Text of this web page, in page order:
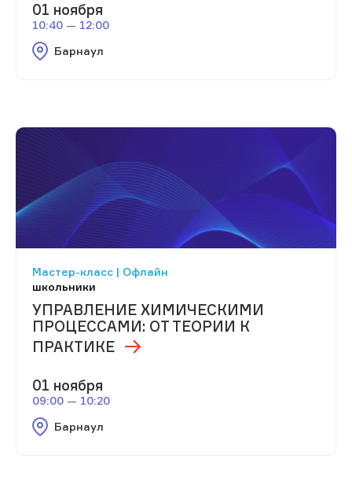
01 ноября
10:40 — 12:00
Барнаул
Мастер-класс | Офлайн
школьники
УПРАВЛЕНИЕ ХИМИЧЕСКИМИ
ПРОЦЕССАМИ: ОТ ТЕОРИИ К
ПРАКТИКЕ
01 ноября
09:00 — 10:20
Барнаул